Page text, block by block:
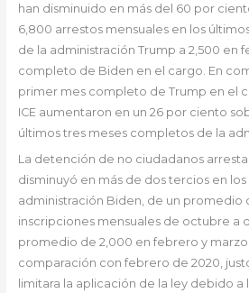
han disminuido en más del 60 por
6,800 arrestos mensuales en los
de la administración Trump a 2,500 en
completo de Biden en el cargo. En
primer mes completo de Trump en el
ICE aumentaron en un 26 por ciento
últimos tres meses completos de la
La detención de no ciudadanos
disminuyó en más de dos tercios en
administración Biden, de un promedio
inscripciones mensuales de octubre a
promedio de 2,000 en febrero y marzo
comparación con febrero de 2020,
limitara la aplicación de la ley debido a